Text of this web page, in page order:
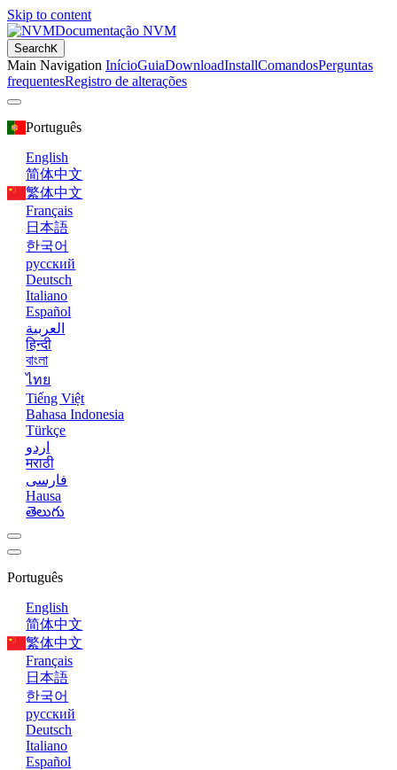
Skip to content
Documentação NVM
SearchK
Main Navigation InícioGuiaDownloadInstallComandosPerguntas
frequentesRegistro de alterações
Português
English
简体中文
繁体中文
Français
日本語
한국어
русский
Deutsch
Italiano
Español
العربية
हिन्दी
বাংলা
ไทย
Tiếng Việt
Bahasa Indonesia
Türkçe
اردو
मराठी
فارسی
Hausa
తెలుగు
Português
English
简体中文
繁体中文
Français
日本語
한국어
русский
Deutsch
Italiano
Español